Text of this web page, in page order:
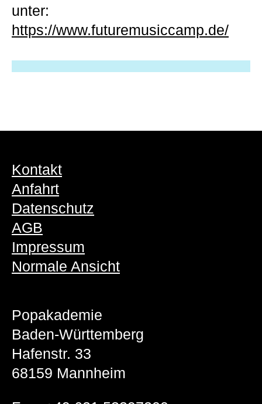
unter:
https://www.futuremusiccamp.de/
Kontakt
Anfahrt
Datenschutz
AGB
Impressum
Normale Ansicht
Popakademie
Baden-Württemberg
Hafenstr. 33
68159 Mannheim